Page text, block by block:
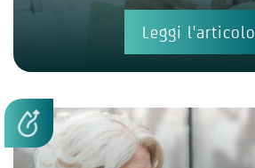
Leggi l'articolo